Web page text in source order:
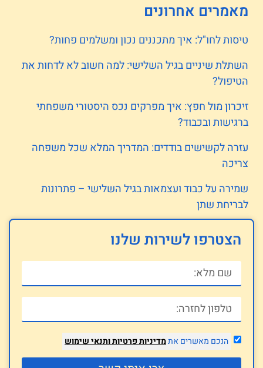
מאמרים אחרונים
טיסות לחו"ל: איך מתכננים נכון ומשלמים פחות?
השתלת שיניים בגיל השלישי: למה חשוב לא לדחות את
הטיפול?
זיכרון מול חפץ: איך מפרקים נכס היסטורי משפחתי
ברגישות ובכבוד?
עזרה לקשישים בודדים: המדריך המלא שכל משפחה
צריכה
שמירה על כבוד ועצמאות בגיל השלישי – פתרונות
לבריחת שתן
הצטרפו לשירות שלנו
הנכם מאשרים אתמדיניות פרטיותותנאי שימוש